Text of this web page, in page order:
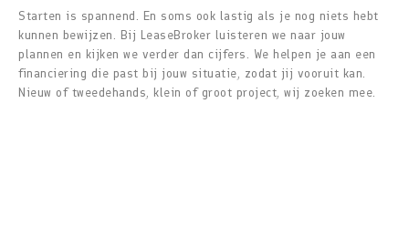
Starten is spannend. En soms ook lastig als je nog niets hebt
kunnen bewijzen. Bij LeaseBroker luisteren we naar jouw
plannen en kijken we verder dan cijfers. We helpen je aan een
financiering die past bij jouw situatie, zodat jij vooruit kan.
Nieuw of tweedehands, klein of groot project, wij zoeken mee.